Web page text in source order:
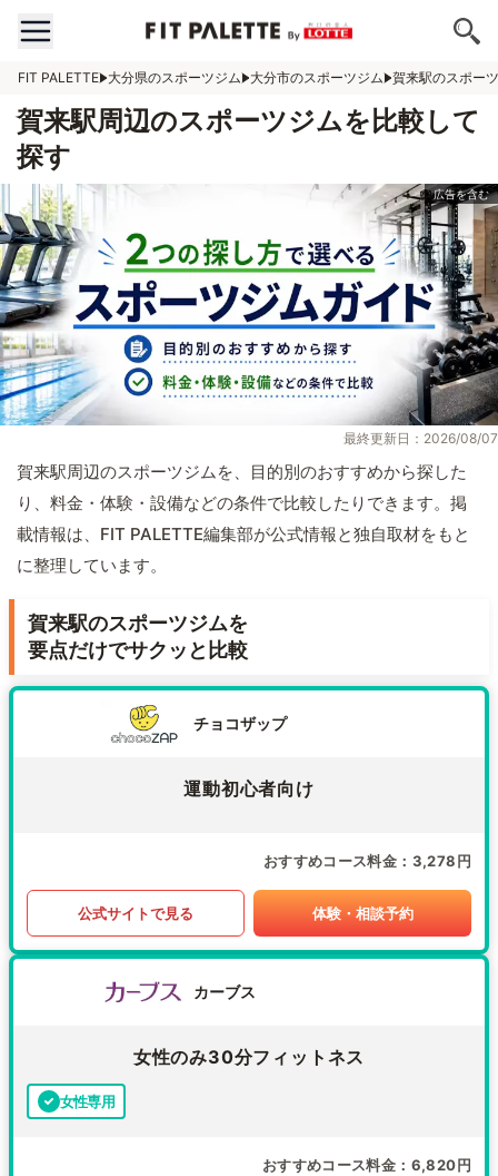
FIT PALETTE 大分県のスポーツジム 大分市のスポーツジム 賀来駅のスポー
賀来駅周辺のスポーツジムを比較して
探す
最終更新日：2026/08/07
賀来駅周辺のスポーツジムを、目的別のおすすめから探した
り、料金・体験・設備などの条件で比較したりできます。掲
載情報は、FIT PALETTE編集部が公式情報と独自取材をもと
に整理しています。
賀来駅のスポーツジムを
要点だけでサクッと比較
チョコザップ
運動初心者向け
おすすめコース料金 3,278円
公式サイトで見る 体験・相談予約
カーブス
女性のみ30分フィットネス
女性専用
おすすめコース料金 6,820円